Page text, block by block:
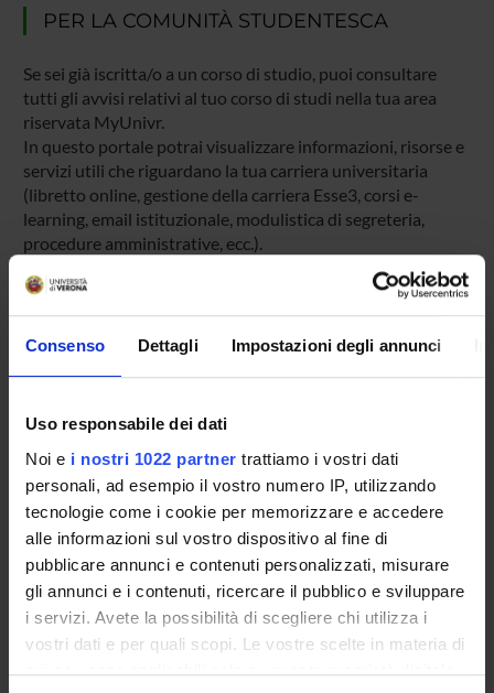
Consenso Dettagli Impostazioni degli annunci
Uso responsabile dei dati
Noi e i nostri 1022 partner trattiamo i vostri dati
personali, ad esempio il vostro numero IP, utilizzando
tecnologie come i cookie per memorizzare e accedere
alle informazioni sul vostro dispositivo al fine di
pubblicare annunci e contenuti personalizzati, misurare
gli annunci e i contenuti, ricercare il pubblico e sviluppare
i servizi. Avete la possibilità di scegliere chi utilizza i
vostri dati e per quali scopi. Le vostre scelte in materia di
privacy sono applicabili solo su questa proprietà digitale
PER LA COMUNITÀ STUDENTESCA
Se sei già iscritta/o a un corso di studio, puoi consultare
tutti gli avvisi relativi al tuo corso di studi nella tua area
riservata MyUnivr.
In questo portale potrai visualizzare informazioni, risorse e
servizi utili che riguardano la tua carriera universitaria
(libretto online, gestione della carriera Esse3, corsi e-
learning, email istituzionale, modulistica di segreteria,
procedure amministrative, ecc.).
Entra in MyUnivr con le tue credenziali GIA: solo così
potrai ricevere notifica di tutti gli avvisi dei tuoi docenti e
della tua segreteria via mail e anche tramite l'app Univr.
MYUNIVR
Insegnamenti
Calendario didattico
Piani didattici e Guide dello studente
Orario lezioni
Calendario esami
Bacheca avvisi
Proposte tesi e stage
Organi collegiali e di governo